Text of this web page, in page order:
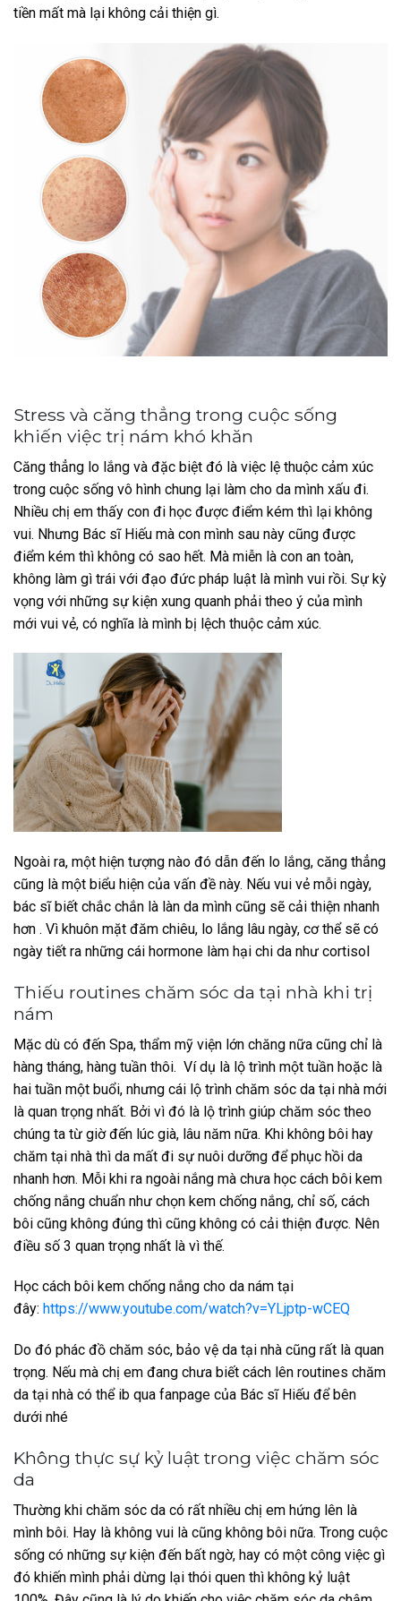
tiền mất mà lại không cải thiện gì.
Stress và căng thẳng trong cuộc sống
khiến việc trị nám khó khăn
Căng thẳng lo lắng và đặc biệt đó là việc lệ thuộc cảm xúc
trong cuộc sống vô hình chung lại làm cho da mình xấu đi.
Nhiều chị em thấy con đi học được điểm kém thì lại không
vui. Nhưng Bác sĩ Hiếu mà con mình sau này cũng được
điểm kém thì không có sao hết. Mà miễn là con an toàn,
không làm gì trái với đạo đức pháp luật là mình vui rồi. Sự kỳ
vọng với những sự kiện xung quanh phải theo ý của mình
mới vui vẻ, có nghĩa là mình bị lệch thuộc cảm xúc.
Ngoài ra, một hiện tượng nào đó dẫn đến lo lắng, căng thẳng
cũng là một biểu hiện của vấn đề này. Nếu vui vẻ mỗi ngày,
bác sĩ biết chắc chắn là làn da mình cũng sẽ cải thiện nhanh
hơn . Vì khuôn mặt đăm chiêu, lo lắng lâu ngày, cơ thể sẽ có
ngày tiết ra những cái hormone làm hại chi da như cortisol
Thiếu routines chăm sóc da tại nhà khi trị
nám
Mặc dù có đến Spa, thẩm mỹ viện lớn chăng nữa cũng chỉ là
hàng tháng, hàng tuần thôi. Ví dụ là lộ trình một tuần hoặc là
hai tuần một buổi, nhưng cái lộ trình chăm sóc da tại nhà mới
là quan trọng nhất. Bởi vì đó là lộ trình giúp chăm sóc theo
chúng ta từ giờ đến lúc già, lâu năm nữa. Khi không bôi hay
chăm tại nhà thì da mất đi sự nuôi dưỡng để phục hồi da
nhanh hơn. Mỗi khi ra ngoài nắng mà chưa học cách bôi kem
chống nắng chuẩn như chọn kem chống nắng, chỉ số, cách
bôi cũng không đúng thì cũng không có cải thiện được. Nên
điều số 3 quan trọng nhất là vì thế.
Học cách bôi kem chống nắng cho da nám tại
đây: https://www.youtube.com/watch?v=YLjptp-wCEQ
Do đó phác đồ chăm sóc, bảo vệ da tại nhà cũng rất là quan
trọng. Nếu mà chị em đang chưa biết cách lên routines chăm
da tại nhà có thể ib qua fanpage của Bác sĩ Hiếu để bên
dưới nhé
Không thực sự kỷ luật trong việc chăm sóc
da
Thường khi chăm sóc da có rất nhiều chị em hứng lên là
mình bôi. Hay là không vui là cũng không bôi nữa. Trong cuộc
sống có những sự kiện đến bất ngờ, hay có một công việc gì
đó khiến mình phải dừng lại thói quen thì không kỷ luật